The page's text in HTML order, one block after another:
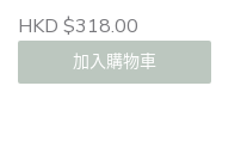
HKD $318.00
加入購物車